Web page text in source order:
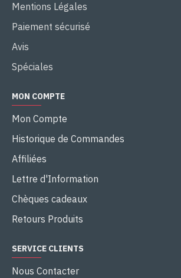
Mentions Légales
Paiement sécurisé
Avis
Spéciales
MON COMPTE
Mon Compte
Historique de Commandes
Affiliées
Lettre d'Information
Chèques cadeaux
Retours Produits
SERVICE CLIENTS
Nous Contacter